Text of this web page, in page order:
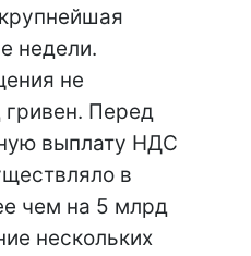
недели.
не
Перед
выплату НДС
в
чем на 5 млрд
нескольких